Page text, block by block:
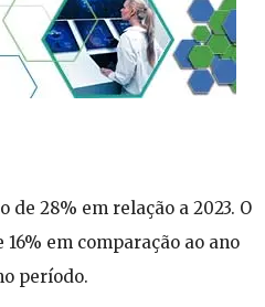
28% em relação a 2023. O
em comparação ao ano
período.